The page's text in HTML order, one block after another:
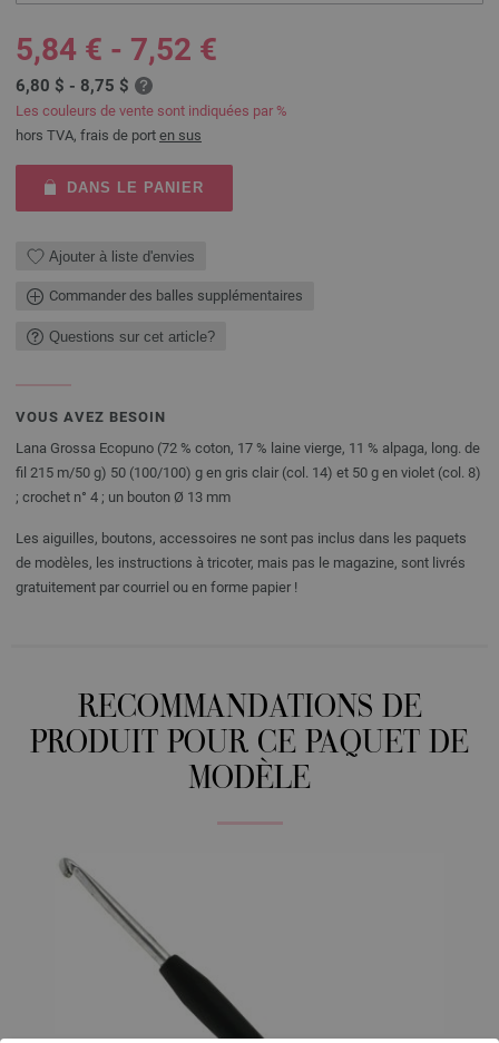
5,84 € - 7,52 €
6,80 $ - 8,75 $
Les couleurs de vente sont indiquées par %
hors TVA, frais de port en sus
DANS LE PANIER
Ajouter à liste d'envies
Commander des balles supplémentaires
Questions sur cet article?
VOUS AVEZ BESOIN
Lana Grossa Ecopuno (72 % coton, 17 % laine vierge, 11 % alpaga, long. de
fil 215 m/50 g) 50 (100/100) g en gris clair (col. 14) et 50 g en violet (col. 8)
; crochet n° 4 ; un bouton Ø 13 mm
Les aiguilles, boutons, accessoires ne sont pas inclus dans les paquets
de modèles, les instructions à tricoter, mais pas le magazine, sont livrés
gratuitement par courriel ou en forme papier !
RECOMMANDATIONS DE
PRODUIT POUR CE PAQUET DE
MODÈLE